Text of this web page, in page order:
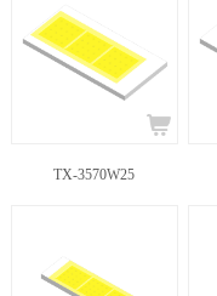
TX-3570W25